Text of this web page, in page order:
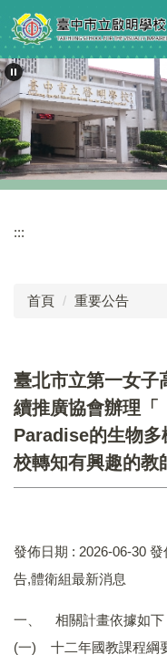
跳
到
主
要
內
容
區
:::
首頁 重要公告
臺北市立第一女子
續推廣協會辦理
Paradise的生物多
校轉知有興趣的教
發佈日期 : 2026-06-30 發
告,體衛組最新消息
一、 相關計畫依據如下
(一) 十二年國教課程綱